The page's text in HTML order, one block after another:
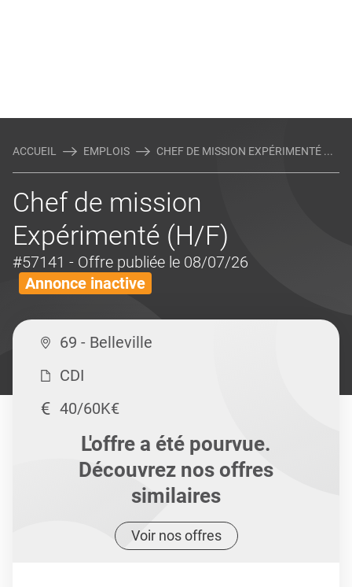
ACCUEIL EMPLOIS CHEF DE MISSION EXPÉRIMENTÉ ...
Chef de mission
Expérimenté (H/F)
#57141 - Offre publiée le 08/07/26
Annonce inactive
69 - Belleville
CDI
40/60K€
L'offre a été pourvue.
Découvrez nos offres
similaires
Voir nos offres